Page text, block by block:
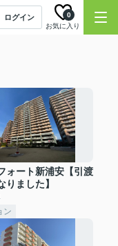
ログイン
お気に入り
0
ォート新浦安【引渡
りました】
ン